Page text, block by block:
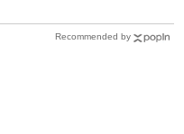
Recommended by